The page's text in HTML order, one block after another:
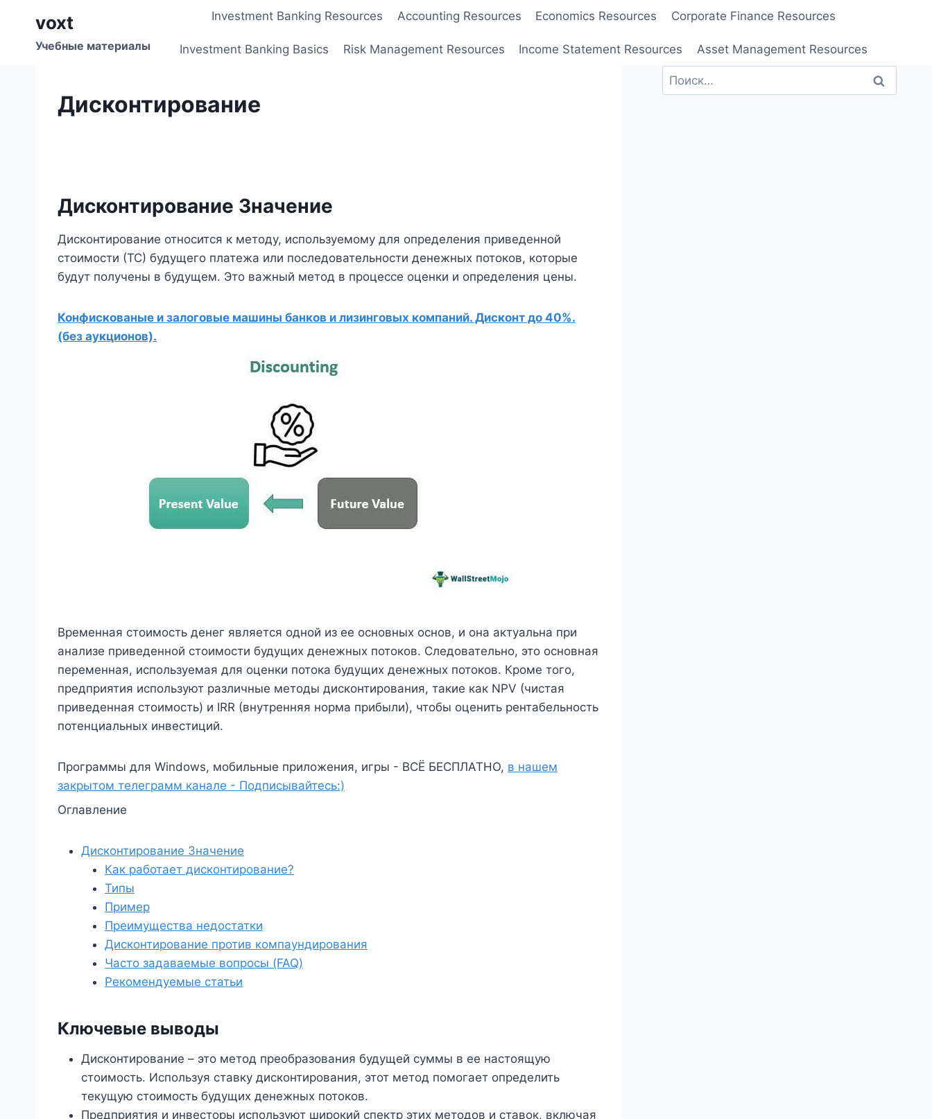
содержимому
voxt
Учебные материалы
Investment Banking Resources Accounting Resources Economics Resources Corporate Finance Resources
Investment Banking Basics Risk Management Resources Income Statement Resources Asset Management Resources
Дисконтирование
Дисконтирование Значение
Дисконтирование относится к методу, используемому для определения приведенной
стоимости (ТС) будущего платежа или последовательности денежных потоков, которые
будут получены в будущем. Это важный метод в процессе оценки и определения цены.
Конфискованые и залоговые машины банков и лизинговых компаний. Дисконт до 40%.
(без аукционов).
Временная стоимость денег является одной из ее основных основ, и она актуальна при
анализе приведенной стоимости будущих денежных потоков. Следовательно, это основная
переменная, используемая для оценки потока будущих денежных потоков. Кроме того,
предприятия используют различные методы дисконтирования, такие как NPV (чистая
приведенная стоимость) и IRR (внутренняя норма прибыли), чтобы оценить рентабельность
потенциальных инвестиций.
Программы для Windows, мобильные приложения, игры - ВСЁ БЕСПЛАТНО, в нашем
закрытом телеграмм канале - Подписывайтесь:)
Оглавление
Дисконтирование Значение
Как работает дисконтирование?
Типы
Пример
Преимущества недостатки
Дисконтирование против компаундирования
Часто задаваемые вопросы (FAQ)
Рекомендуемые статьи
Ключевые выводы
Дисконтирование – это метод преобразования будущей суммы в ее настоящую
стоимость. Используя ставку дисконтирования, этот метод помогает определить
текущую стоимость будущих денежных потоков.
Предприятия и инвесторы используют широкий спектр этих методов и ставок, включая
Найти: